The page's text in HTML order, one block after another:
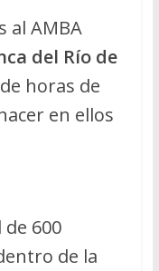
al AMBA
del Río de
horas de
en ellos
de 600
de la